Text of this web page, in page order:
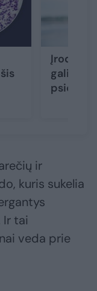
Įrodė,
gali
ir
kuris sukelia
Ir tai
veda prie